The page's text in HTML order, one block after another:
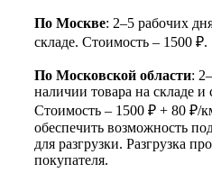
По Москве: 2–5 рабочих
складе. Стоимость – 1500 ₽.
По Московской области:
наличии товара на складе и
Стоимость – 1500 ₽ + 80 ₽/
обеспечить возможность
для разгрузки. Разгрузка
покупателя.